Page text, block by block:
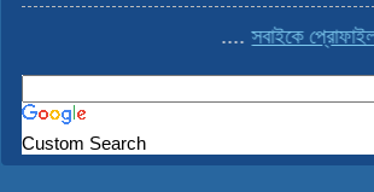
সবাইকে প্রোফাইল
Custom Search